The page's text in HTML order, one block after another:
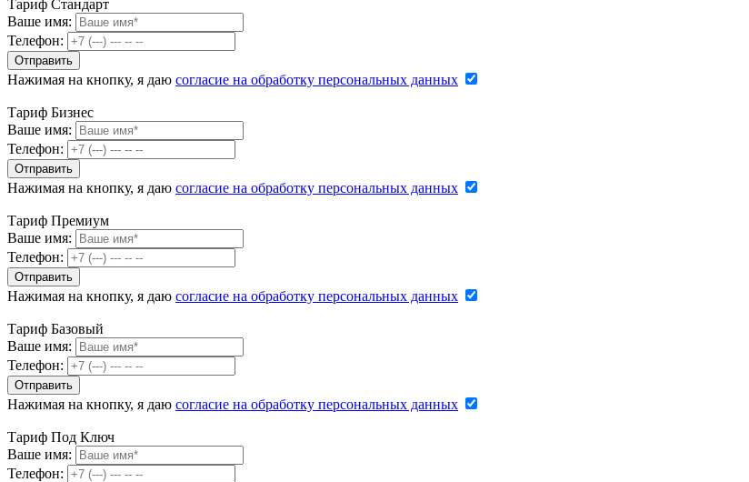
Тариф Стандарт
Ваше имя:
Телефон:
Нажимая на кнопку, я даю согласие на обработку персональных данных
Тариф Бизнес
Ваше имя:
Телефон:
Нажимая на кнопку, я даю согласие на обработку персональных данных
Тариф Премиум
Ваше имя:
Телефон:
Нажимая на кнопку, я даю согласие на обработку персональных данных
Тариф Базовый
Ваше имя:
Телефон:
Нажимая на кнопку, я даю согласие на обработку персональных данных
Тариф Под Ключ
Ваше имя:
Телефон: